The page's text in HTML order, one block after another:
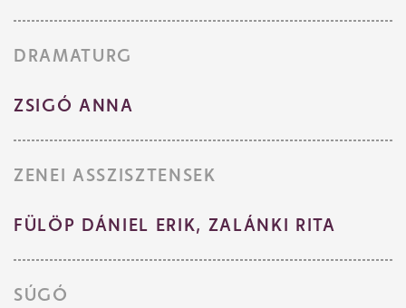
DRAMATURG
ZSIGÓ ANNA
ZENEI ASSZISZTENSEK
FÜLÖP DÁNIEL ERIK, ZALÁNKI RITA
SÚGÓ